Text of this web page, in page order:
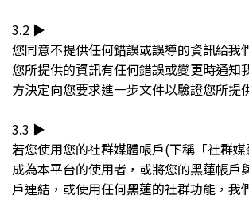
3.2 ▶︎
您同意不提供任何錯誤或誤導的資訊給我
您所提供的資訊有任何錯誤或變更時通知
方決定向您要求進一步文件以驗證您所提
3.3 ▶︎
若您使用您的社群媒體帳戶(下稱「社群
成為本平台的使用者，或將您的黑蓮帳戶
戶連結，或使用任何黑蓮的社群功能，我